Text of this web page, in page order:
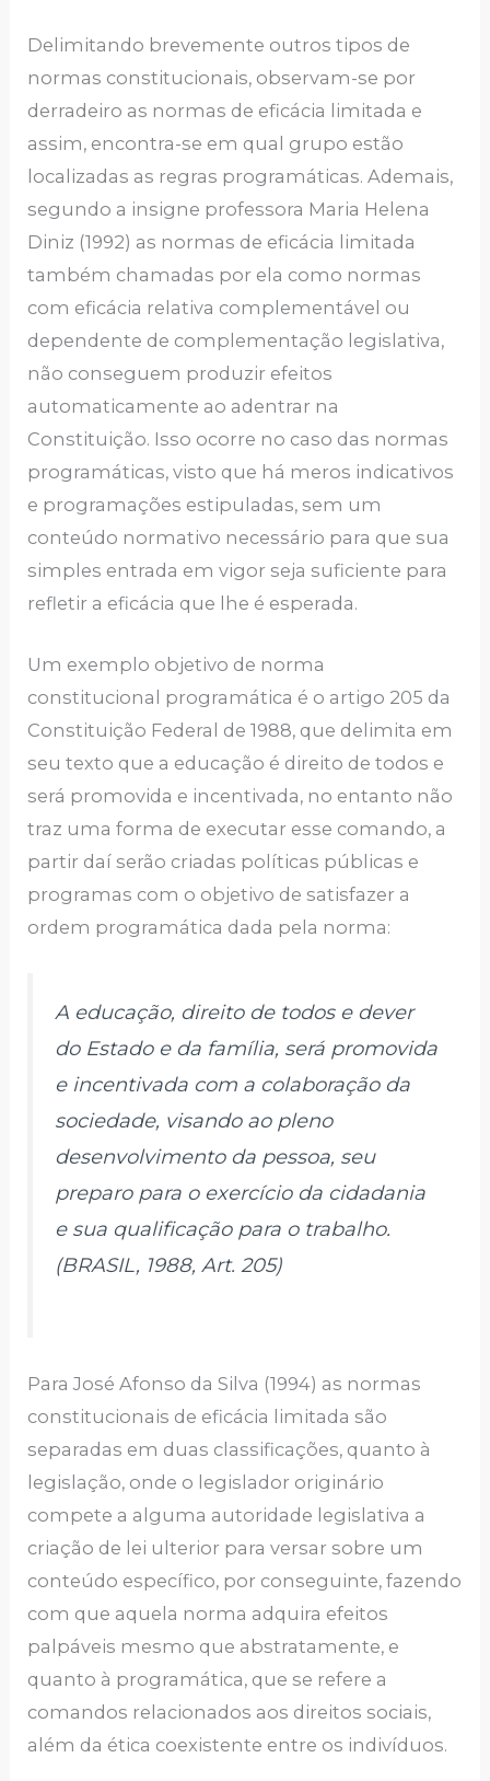
Delimitando brevemente outros tipos de
normas constitucionais, observam-se por
derradeiro as normas de eficácia limitada e
assim, encontra-se em qual grupo estão
localizadas as regras programáticas. Ademais,
segundo a insigne professora Maria Helena
Diniz (1992) as normas de eficácia limitada
também chamadas por ela como normas
com eficácia relativa complementável ou
dependente de complementação legislativa,
não conseguem produzir efeitos
automaticamente ao adentrar na
Constituição. Isso ocorre no caso das normas
programáticas, visto que há meros indicativos
e programações estipuladas, sem um
conteúdo normativo necessário para que sua
simples entrada em vigor seja suficiente para
refletir a eficácia que lhe é esperada.
Um exemplo objetivo de norma
constitucional programática é o artigo 205 da
Constituição Federal de 1988, que delimita em
seu texto que a educação é direito de todos e
será promovida e incentivada, no entanto não
traz uma forma de executar esse comando, a
partir daí serão criadas políticas públicas e
programas com o objetivo de satisfazer a
ordem programática dada pela norma:
A educação, direito de todos e dever
do Estado e da família, será promovida
e incentivada com a colaboração da
sociedade, visando ao pleno
desenvolvimento da pessoa, seu
preparo para o exercício da cidadania
e sua qualificação para o trabalho.
(BRASIL, 1988, Art. 205)
Para José Afonso da Silva (1994) as normas
constitucionais de eficácia limitada são
separadas em duas classificações, quanto à
legislação, onde o legislador originário
compete a alguma autoridade legislativa a
criação de lei ulterior para versar sobre um
conteúdo específico, por conseguinte, fazendo
com que aquela norma adquira efeitos
palpáveis mesmo que abstratamente, e
quanto à programática, que se refere a
comandos relacionados aos direitos sociais,
além da ética coexistente entre os indivíduos.